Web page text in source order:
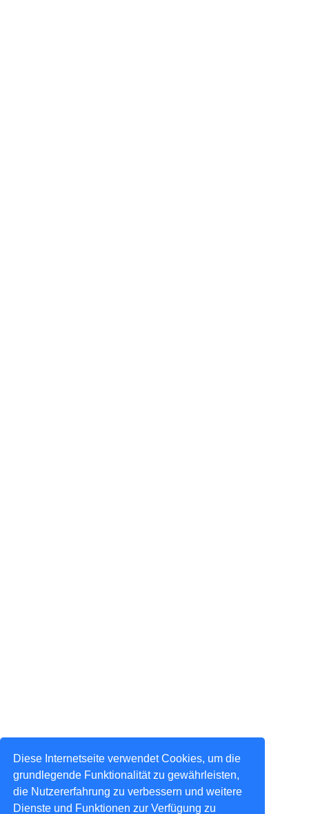
Diese Internetseite verwendet Cookies, um die
grundlegende Funktionalität zu gewährleisten,
die Nutzererfahrung zu verbessern und weitere
Dienste und Funktionen zur Verfügung zu